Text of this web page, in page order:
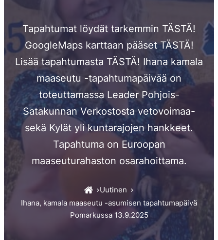
Tapahtumat löydät tarkemmin TÄSTÄ!
GoogleMaps karttaan pääset TÄSTÄ!
Lisää tapahtumasta TÄSTÄ! Ihana kamala
maaseutu -tapahtumapäivää on
toteuttamassa Leader Pohjois-
Satakunnan Verkostosta vetovoimaa-
sekä Kylät yli kuntarajojen hankkeet.
Tapahtuma on Euroopan
maaseuturahaston osarahoittama.
Uutinen
Ihana, kamala maaseutu -asumisen tapahtumapäivä
Pomarkussa 13.9.2025